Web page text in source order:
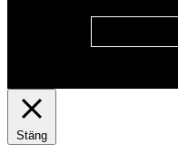
Stäng